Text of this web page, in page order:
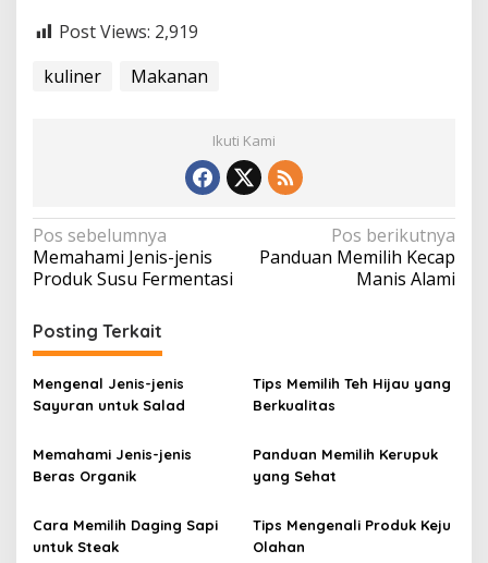
Post Views: 2,919
kuliner
Makanan
Ikuti Kami
N
a
i
g
a
s
i
p
o
s
Pos sebelumnya
Memahami Jenis-jenis
Produk Susu Fermentasi
Pos berikutnya
Panduan Memilih Kecap
Manis Alami
Posting Terkait
Mengenal Jenis-jenis
Sayuran untuk Salad
Tips Memilih Teh Hijau yang
Berkualitas
Memahami Jenis-jenis
Beras Organik
Panduan Memilih Kerupuk
yang Sehat
Cara Memilih Daging Sapi
untuk Steak
Tips Mengenali Produk Keju
Olahan